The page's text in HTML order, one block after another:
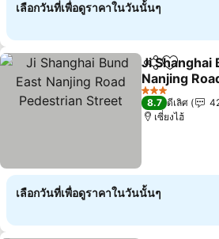
เลือกวันที่เพื่อดูราคาในวันนั้นๆ
แชร์ เพิ่มในร
Ji Shanghai
Nanjing
Street
3 ดาว
8.7 ดีเลิศ
เซี่ยงไฮ้
เลือกวันที่เพื่อดูราคาในวันนั้นๆ